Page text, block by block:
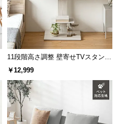
11段階高さ調整 壁寄せTVスタンド
キャスター付き 上下左右角度調節
￥12,999